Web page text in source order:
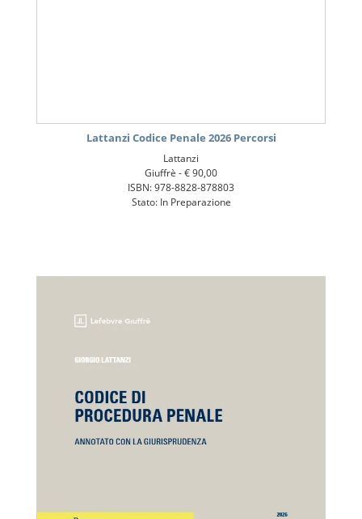
Lattanzi Codice Penale 2026 Percorsi
Lattanzi
Giuffrè -€ 90,00
ISBN: 978-8828-878803
Stato: In Preparazione